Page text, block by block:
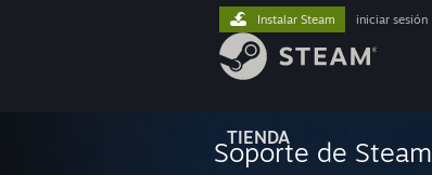
TIENDA
Instalar Steam iniciar sesión
Soporte de Steam